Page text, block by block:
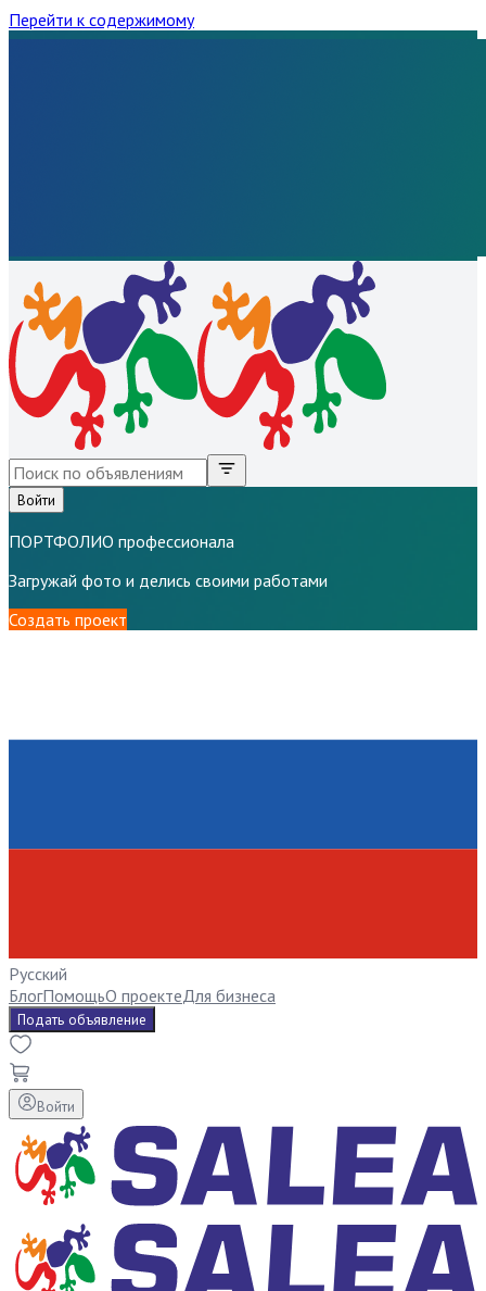
Перейти к содержимому
Войти
ПОРТФОЛИО профессионала
Загружай фото и делись своими работами
Создать проект
Русский
БлогПомощьО проектеДля бизнеса
Подать объявление
Войти